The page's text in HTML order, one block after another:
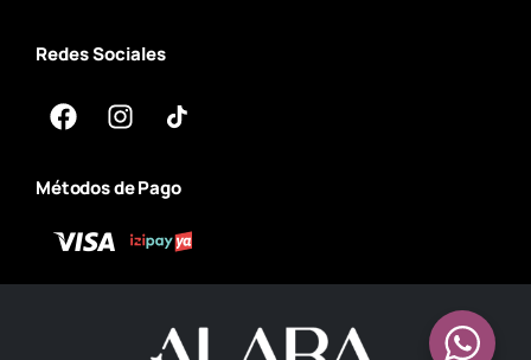
Redes Sociales
Métodos de Pago